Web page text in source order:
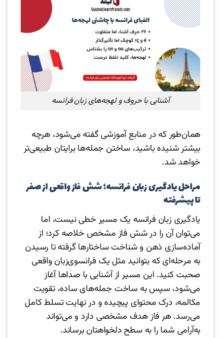
آشنایی با حروف و لهجه‌های زبان فرانسه
همان‌طور که در منابع آموزشی گفته می‌شود، هرچه
بیشتر شنیده باشید، ساختن جمله‌ها برایتان طبیعی‌تر
خواهد شد.
مراحل یادگیری زبان فرانسه؛ شش فاز واقعی از صفر
تا پیشرفته
یادگیری زبان فرانسه یک مسیر خطی نیست، اما
می‌توان آن را در شش فاز مشخص خلاصه کرد؛ از
آماده‌سازی ذهن و شناخت ساختارها گرفته تا رسیدن
به مرحله‌ای که بتوانید مثل یک فرانسوی‌زبان واقعی
صحبت کنید. این مسیر از آشنایی با صداها آغاز
می‌شود، سپس به ساخت جمله‌های ساده، تقویت
مکالمه، درک محتوای پیچیده و در نهایت تسلط کامل
می‌رسد. هر فاز هدف مشخصی دارد و می‌تواند
به‌آرامی شما را به سطح دلخواهتان برساند.